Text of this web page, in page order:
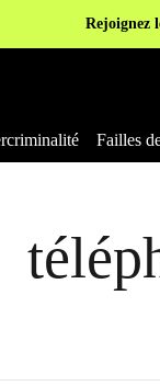
Rejoignez
Failles